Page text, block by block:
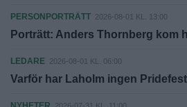
PERSONPORTRÄTT 2026-08-01 KL. 13:00
Porträtt: Anders Thornberg kom
LEDARE 2026-08-01 KL. 06:00
Varför har Laholm ingen